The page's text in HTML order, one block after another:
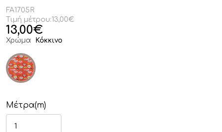
FA1705R
Τιμή μέτρου:13,00€
13,00€
Χρώμα Κόκκινο
Μέτρα(m)